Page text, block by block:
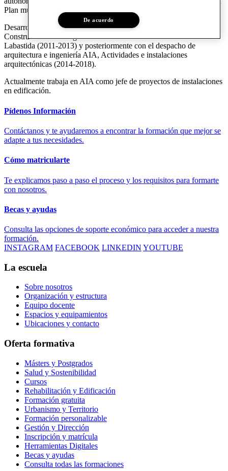
Plan municipal de accesibilidad, entre otros.
Desarrolla proyectos y obras de instalaciones para la Junta
Constructora de la Sagrada Familia en colaboración con Francesc
Labastida (2011-2013) y posteriormente con el despacho de
arquitectura e ingeniería AIA, Actividades e instalaciones
arquitectónicas (2014-2018).
Actualmente trabaja en AIA como jefe de proyectos de instalaciones
en edificación.
Pídenos Información
Contáctanos y te ayudaremos a encontrar la formación que mejor se
adapte a tus necesidades.
Cómo matricularte
Te explicamos paso a paso el proceso y los requisitos para formarte
con nosotros.
Becas y ayudas
Consulta las opciones de soporte económico para acceder a nuestra
formación.
INSTAGRAM FACEBOOK LINKEDIN YOUTUBE
La escuela
Sobre nosotros
Organización y estructura
Equipo docente
Espacios y equipamientos
Ubicaciones y contacto
Oferta formativa
Másters y Postgrados
Salud y Sostenibilidad
Cursos
Rehabilitación y Edificación
Formación gratuita
Urbanismo y Territorio
Formación personalizable
Gestión y Dirección
Inscripción y matrícula
Herramientas Digitales
Becas y ayudas
Consulta todas las formaciones
De acuerdo